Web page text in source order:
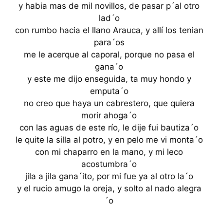
y habia mas de mil novillos, de pasar p´al otro
lad´o
con rumbo hacia el llano Arauca, y allí los tenian
para´os
me le acerque al caporal, porque no pasa el
gana´o
y este me dijo enseguida, ta muy hondo y
emputa´o
no creo que haya un cabrestero, que quiera
morir ahoga´o
con las aguas de este río, le dije fui bautiza´o
le quite la silla al potro, y en pelo me vi monta´o
con mi chaparro en la mano, y mi leco
acostumbra´o
jila a jila gana´ito, por mi fue ya al otro la´o
y el rucio amugo la oreja, y solto al nado alegra
´o